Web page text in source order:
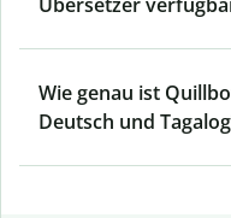
Wie genau ist
Deutsch und